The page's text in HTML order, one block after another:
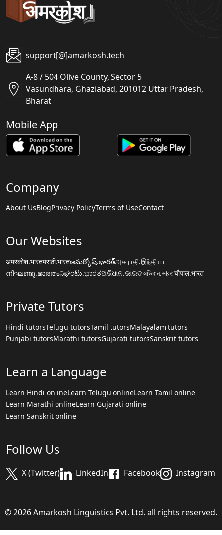
support[@]amarkosh.tech
A-8 / 504 Olive County, Sector 5
Vasundhara, Ghaziabad, 201012 Uttar Pradesh,
Bharat
Mobile App
Company
About UsBlogPrivacy PolicyTerms of UseContact
Our Websites
अमरकोश.भारतमराठी.भारतఅమర్కోష్.భారత్அகராதி.இந்தியா
നിഘണ്ടു.ഭാരതംನಿಘಂಟು.ಭಾರತଅଭିଧାନ.ଭାରତঅভিধান.ভারতचौपाल.भारत
Private Tutors
Hindi tutorsTelugu tutorsTamil tutorsMalayalam tutors
Punjabi tutorsMarathi tutorsGujarati tutorsSanskrit tutors
Learn a Language
Learn Hindi onlineLearn Telugu onlineLearn Tamil online
Learn Marathi onlineLearn Gujarati online
Learn Sanskrit online
Follow Us
X (Twitter) LinkedIn Facebook Instagram
© 2026 Amarkosh Linguistics Pvt. Ltd. all rights reserved.